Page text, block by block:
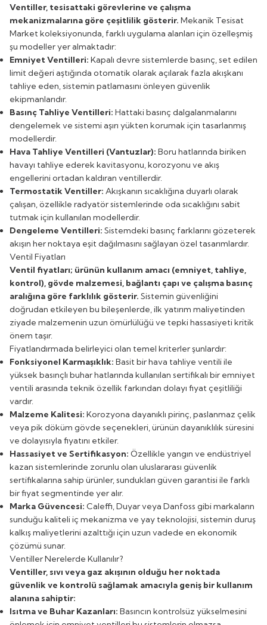
Ventiller, tesisattaki görevlerine ve çalışma
mekanizmalarına göre çeşitlilik gösterir. Mekanik Tesisat
Market koleksiyonunda, farklı uygulama alanları için özelleşmiş
şu modeller yer almaktadır:
Emniyet Ventilleri: Kapalı devre sistemlerde basınç, set edilen
limit değeri aştığında otomatik olarak açılarak fazla akışkanı
tahliye eden, sistemin patlamasını önleyen güvenlik
ekipmanlarıdır.
Basınç Tahliye Ventilleri: Hattaki basınç dalgalanmalarını
dengelemek ve sistemi aşırı yükten korumak için tasarlanmış
modellerdir.
Hava Tahliye Ventilleri (Vantuzlar): Boru hatlarında biriken
havayı tahliye ederek kavitasyonu, korozyonu ve akış
engellerini ortadan kaldıran ventillerdir.
Termostatik Ventiller: Akışkanın sıcaklığına duyarlı olarak
çalışan, özellikle radyatör sistemlerinde oda sıcaklığını sabit
tutmak için kullanılan modellerdir.
Dengeleme Ventilleri: Sistemdeki basınç farklarını gözeterek
akışın her noktaya eşit dağılmasını sağlayan özel tasarımlardır.
Ventil Fiyatları
Ventil fiyatları; ürünün kullanım amacı (emniyet, tahliye,
kontrol), gövde malzemesi, bağlantı çapı ve çalışma basınç
aralığına göre farklılık gösterir. Sistemin güvenliğini
doğrudan etkileyen bu bileşenlerde, ilk yatırım maliyetinden
ziyade malzemenin uzun ömürlülüğü ve tepki hassasiyeti kritik
önem taşır.
Fiyatlandırmada belirleyici olan temel kriterler şunlardır:
Fonksiyonel Karmaşıklık: Basit bir hava tahliye ventili ile
yüksek basınçlı buhar hatlarında kullanılan sertifikalı bir emniyet
ventili arasında teknik özellik farkından dolayı fiyat çeşitliliği
vardır.
Malzeme Kalitesi: Korozyona dayanıklı pirinç, paslanmaz çelik
veya pik döküm gövde seçenekleri, ürünün dayanıklılık süresini
ve dolayısıyla fiyatını etkiler.
Hassasiyet ve Sertifikasyon: Özellikle yangın ve endüstriyel
kazan sistemlerinde zorunlu olan uluslararası güvenlik
sertifikalarına sahip ürünler, sundukları güven garantisi ile farklı
bir fiyat segmentinde yer alır.
Marka Güvencesi: Caleffi, Duyar veya Danfoss gibi markaların
sunduğu kaliteli iç mekanizma ve yay teknolojisi, sistemin duruş
kalkış maliyetlerini azalttığı için uzun vadede en ekonomik
çözümü sunar.
Ventiller Nerelerde Kullanılır?
Ventiller, sıvı veya gaz akışının olduğu her noktada
güvenlik ve kontrolü sağlamak amacıyla geniş bir kullanım
alanına sahiptir:
Isıtma ve Buhar Kazanları: Basıncın kontrolsüz yükselmesini